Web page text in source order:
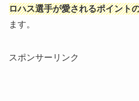
ロハス選手が愛されるポイント
ます。
スポンサーリンク